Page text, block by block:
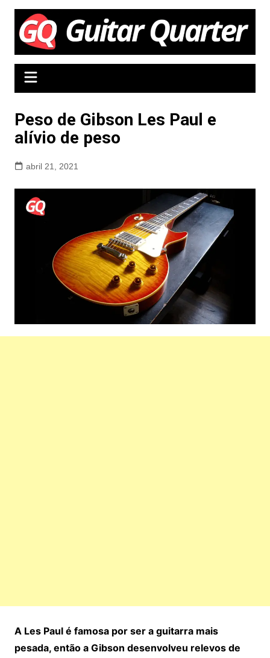
Peso de Gibson Les Paul e
alívio de peso
abril 21, 2021
A Les Paul é famosa por ser a guitarra mais
pesada, então a Gibson desenvolveu relevos de